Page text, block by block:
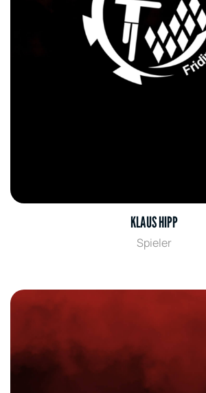
KLAUS HIPP
Spieler